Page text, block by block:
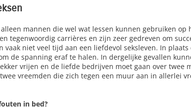
mannen die wel wat lessen kunnen gebruiken op
tegenwoordig carrières en zijn zeer gedreven om
vaak niet veel tijd aan een liefdevol seksleven. In
de spanning eraf te halen. In dergelijke gevallen
vrijen en de liefde bedrijven moet gaan over twee
vreemden die zich tegen een muur aan in allerlei
in bed?